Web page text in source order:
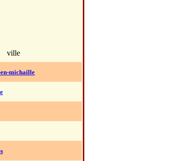
ville
michaille